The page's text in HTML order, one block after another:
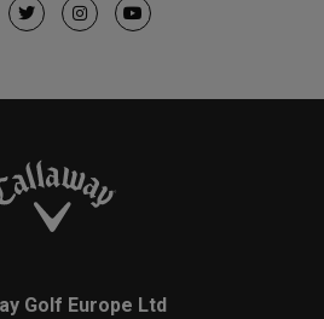
Golf Europe Ltd